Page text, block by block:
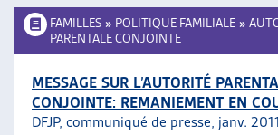
FAMILLES » POLITIQUE FAMILIALE »
PARENTALE CONJOINTE
MESSAGE SUR L’AUTORITÉ
CONJOINTE: REMANIEMENT EN
DFJP, communiqué de presse, janv. 2011